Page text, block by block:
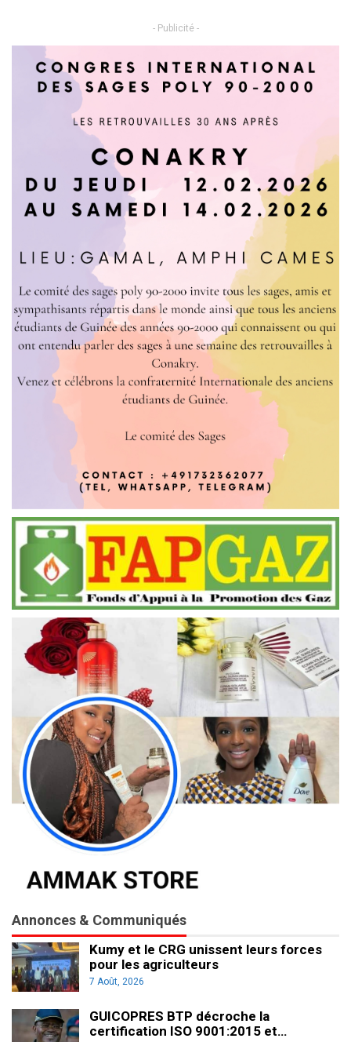
- Publicité -
Annonces & Communiqués
Kumy et le CRG unissent leurs forces
pour les agriculteurs
7 Août, 2026
GUICOPRES BTP décroche la
certification ISO 9001:2015 et…